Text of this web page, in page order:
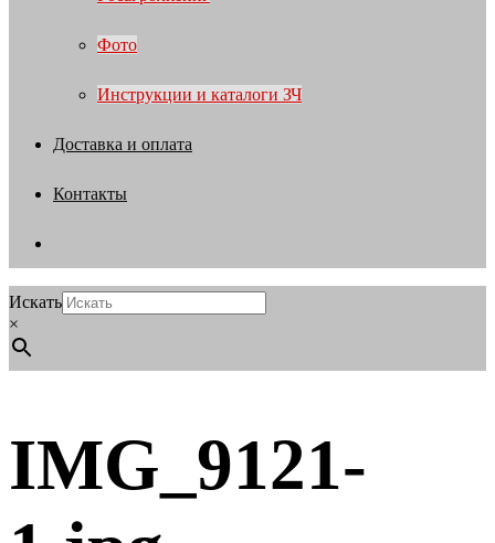
Фото
Инструкции и каталоги ЗЧ
Доставка и оплата
Контакты
Искать
×
IMG_9121-